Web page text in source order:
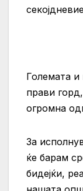
Големата
прави
огромна
За
ќе барам
бидејќи,